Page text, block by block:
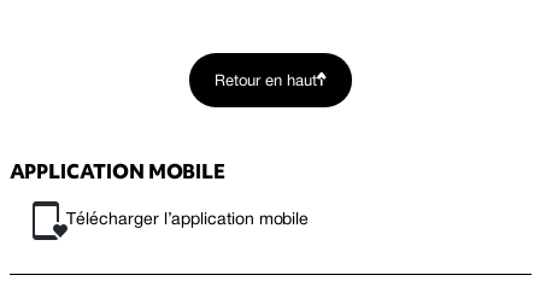
Retour en haut
APPLICATION MOBILE
Télécharger l’application mobile